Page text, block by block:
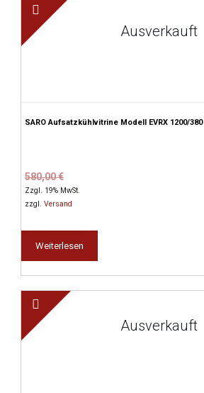
Ausverkauft
SARO Aufsatzkühlvitrine Modell EVRX 1200/380
580,00€Ursprünglicher
Preis
war:
Aktueller
Preis
ist:
Zzgl. 19% MwSt.
zzgl.Versand
Weiterlesen
Ausverkauft